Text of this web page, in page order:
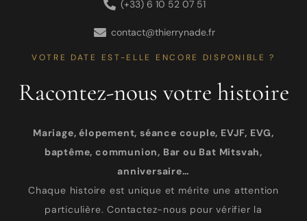
(+33) 6 10 52 07 51
contact@thierrynade.fr
VOTRE DATE EST-ELLE ENCORE DISPONIBLE ?
Racontez-nous votre histoire
Mariage, élopement, séance couple, EVJF, EVG,
baptême, communion, Bar ou Bat Mitsvah,
anniversaire…
Chaque histoire est unique et mérite une attention
particulière. Contactez-nous pour vérifier la